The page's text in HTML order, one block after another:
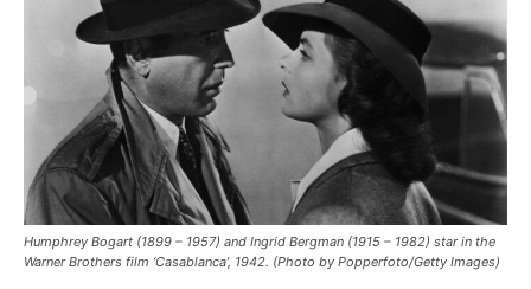
Humphrey Bogart (1899 – 1957) and Ingrid Bergman (1915 – 1982) star in the
Warner Brothers film ‘Casablanca’, 1942. (Photo by Popperfoto/Getty Images)